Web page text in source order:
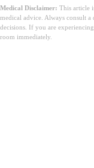
Medical Disclaimer: This article
medical advice. Always consult
decisions. If you are
room immediately.